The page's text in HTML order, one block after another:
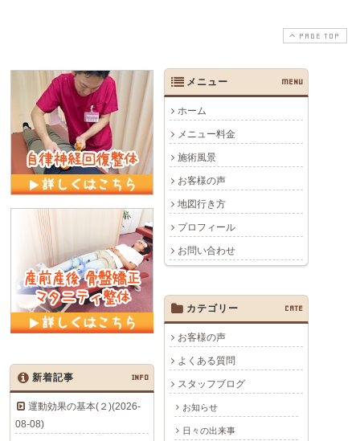
PAGE TOP
メニュー MENU
ホーム
メニュー料金
施術風景
お客様の声
地図行き方
プロフィール
お問い合わせ
カテゴリー CATE
お客様の声
よくある質問
スタッフブログ
お知らせ
日々の出来事
新着記事 INFO
運動効果の基本(２)(2026-
08-08)